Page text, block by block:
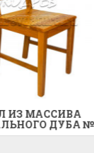
№5